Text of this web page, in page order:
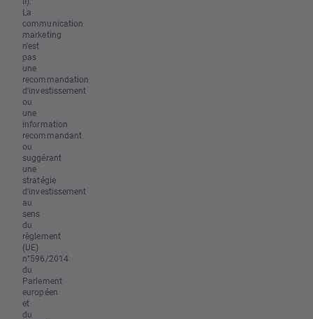
La
communication
marketing
n'est
pas
une
recommandation
d'investissement
ou
une
information
recommandant
ou
suggérant
une
stratégie
d'investissement
au
sens
du
règlement
(UE)
n°596/2014
du
Parlement
européen
et
du